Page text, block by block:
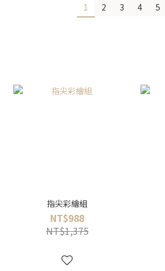
1 2 3 4 5
指尖彩繪組
NT$988
NT$1,375